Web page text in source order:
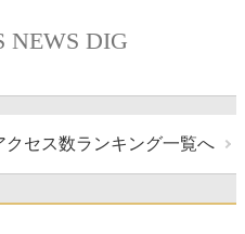
NEWS DIG
クセス数ランキング一覧へ